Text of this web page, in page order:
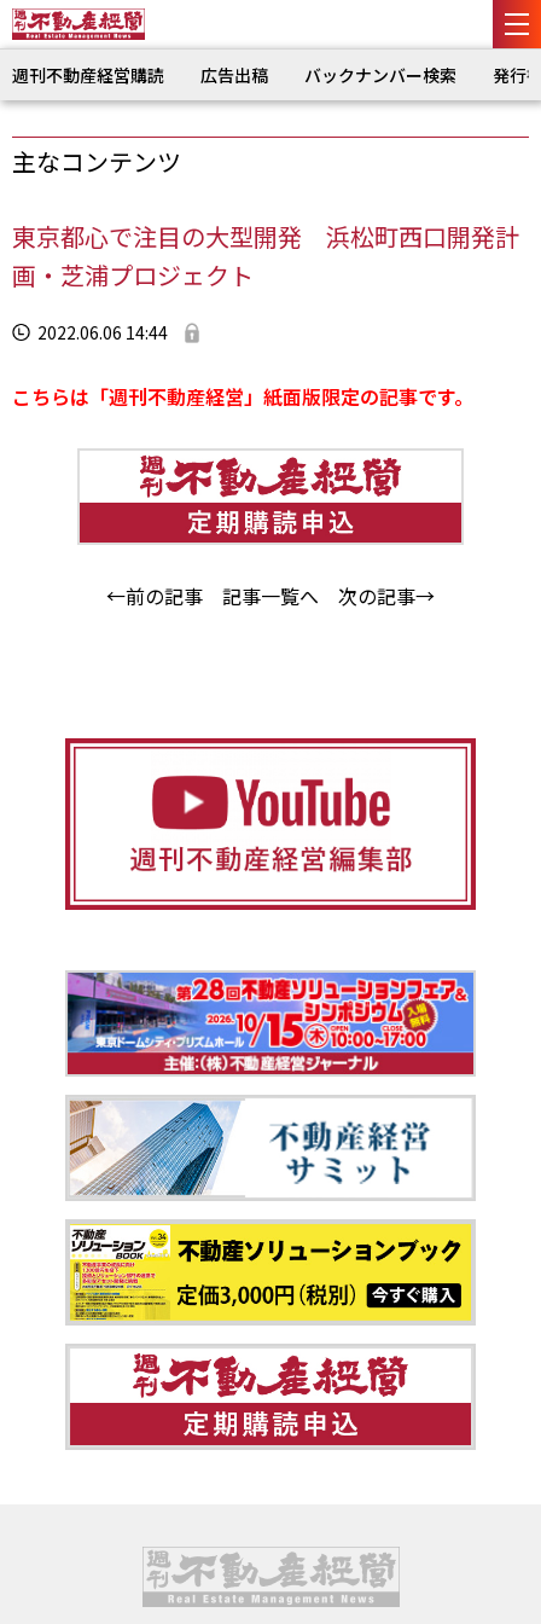
週刊不動産経営購読 広告出稿 バックナンバー検索 発行
主なコンテンツ
東京都心で注目の大型開発 浜松町西口開発計
画・芝浦プロジェクト
2022.06.06 14:44
こちらは「週刊不動産経営」紙面版限定の記事です。
←前の記事 記事一覧へ 次の記事→